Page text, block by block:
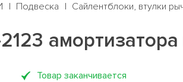
Подвеска Сайлентблоки, втулки
Товар заканчивается